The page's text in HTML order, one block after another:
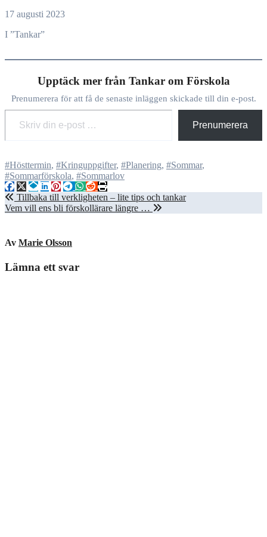
17 augusti 2023
I ”Tankar”
Upptäck mer från Tankar om Förskola
Prenumerera för att få de senaste inläggen skickade till din e-post.
Skriv din e-post …
Prenumerera
#Hösttermin, #Kringuppgifter, #Planering, #Sommar,
#Sommarförskola, #Sommarlov
Inläggsnavigering
Tillbaka till verkligheten – lite tips och tankar
Vem vill ens bli förskollärare längre …
Av Marie Olsson
Lämna ett svar